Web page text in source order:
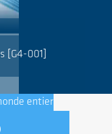
[G4-001]
entier